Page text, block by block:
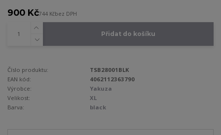
900 Kč744 Kčbez DPH
Přidat do košíku
Číslo produktu:
TSB28001BLK
EAN kód:
4062112363790
Výrobce:
Yakuza
Velikost:
XL
Barva:
black